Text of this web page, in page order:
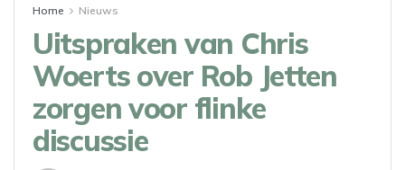
Home Nieuws
Uitspraken van Chris
Woerts over Rob Jetten
zorgen voor flinke
discussie